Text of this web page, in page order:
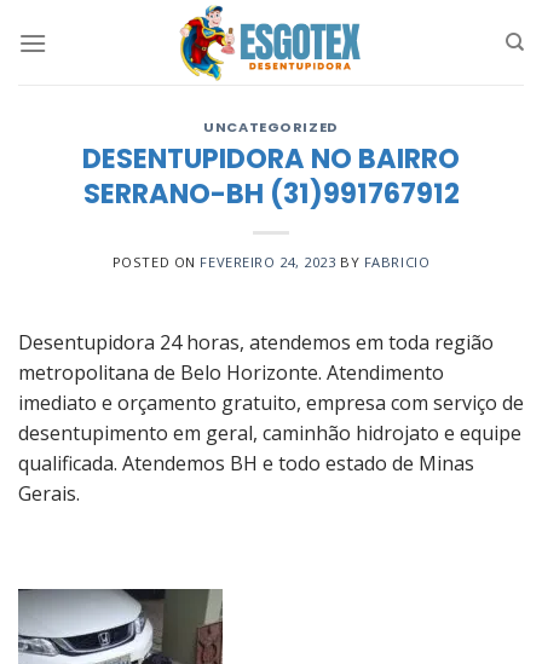
UNCATEGORIZED
DESENTUPIDORA NO BAIRRO
SERRANO-BH (31)991767912
POSTED ON FEVEREIRO 24, 2023 BY FABRICIO
Desentupidora 24 horas, atendemos em toda região
metropolitana de Belo Horizonte. Atendimento
imediato e orçamento gratuito, empresa com serviço de
desentupimento em geral, caminhão hidrojato e equipe
qualificada. Atendemos BH e todo estado de Minas
Gerais.